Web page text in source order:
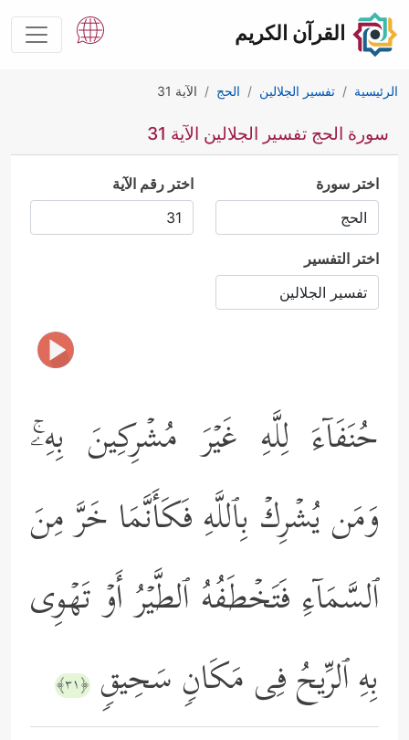
القرآن الكريم
الرئيسية تفسير الجلالين الحج الآية 31
سورة الحج تفسير الجلالين الآية 31
اختر سورة اختر رقم الآية
اختر التفسير
حُنَفَاۤءَ لِلَّهِ غَیۡرَ مُشۡرِكِینَ بِهِۦۚ
وَمَن یُشۡرِكۡ بِٱللَّهِ فَكَأَنَّمَا خَرَّ مِنَ
ٱلسَّمَاۤءِ فَتَخۡطَفُهُ ٱلطَّیۡرُ أَوۡ تَهۡوِی
بِهِ ٱلرِّیحُ فِی مَكَانࣲ سَحِیقࣲ ﴿٣١﴾